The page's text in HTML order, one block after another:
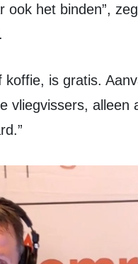
ook het binden”,
vliegvissers,